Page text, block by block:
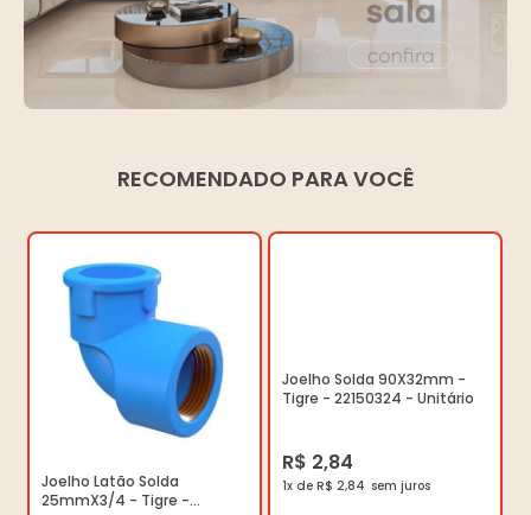
RECOMENDADO PARA VOCÊ
Joelho Latão Solda
25mmX3/4 - Tigre -
Joelho Solda 90X32mm -
Tigre - 22150324 - Unitário
R$ 2,84
1x de R$ 2,84